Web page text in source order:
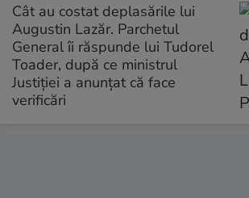
Cât au costat deplasările lui
Augustin Lazăr. Parchetul
General îi răspunde lui Tudorel
Toader, după ce ministrul
Justiției a anunțat că face
verificări